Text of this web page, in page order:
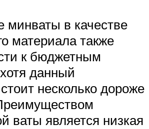
минваты в качестве
материала также
к бюджетным
данный
несколько дороже
ваты является низкая